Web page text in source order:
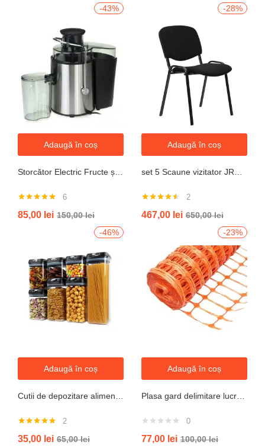
-43%
Adaugă în coș
5.00din 5
6
85,00 lei 150,00lei
-28%
Adaugă în coș
4.50din 5
2
467,00 lei 650,00lei
-46%
Adaugă în coș
5.00din 5
2
35,00 lei 65,00lei
-23%
Adaugă în coș
0
77,00 lei 100,00lei